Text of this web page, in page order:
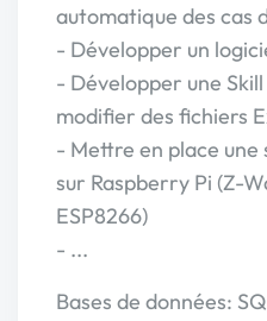
automatique des cas
- Développer un
- Développer une
modifier des fichiers
- Mettre en place
sur Raspberry Pi (Z-
ESP8266)
- ...
Bases de données: